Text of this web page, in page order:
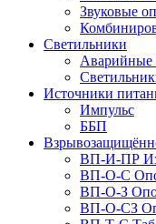
Звуковые
Светильники
Аварийные
Источники
Импульс
ББП
ВП-И-ПР
ВП-О-С
ВП-О-З
ВП-О-СЗ